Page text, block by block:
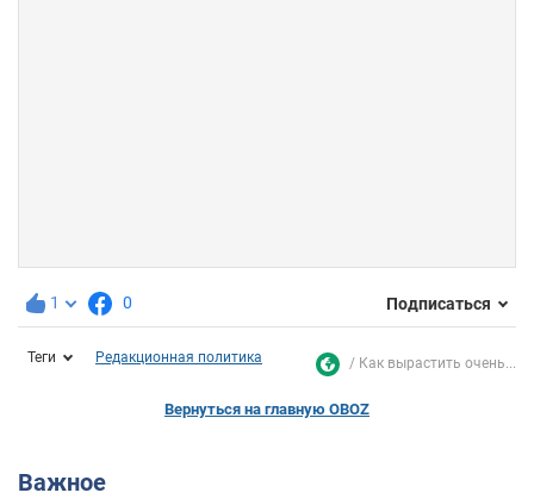
1 0 Подписаться
Теги Редакционная политика Как вырастить очень...
Вернуться на главную OBOZ
Важное